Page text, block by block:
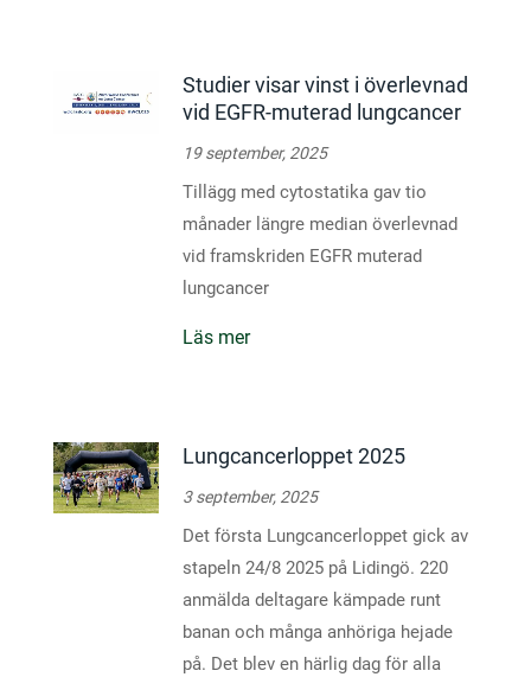
Studier visar vinst i överlevnad
vid EGFR-muterad lungcancer
19 september, 2025
Tillägg med cytostatika gav tio
månader längre median överlevnad
vid framskriden EGFR muterad
lungcancer
Läs mer
Lungcancerloppet 2025
3 september, 2025
Det första Lungcancerloppet gick av
stapeln 24/8 2025 på Lidingö. 220
anmälda deltagare kämpade runt
banan och många anhöriga hejade
på. Det blev en härlig dag för alla